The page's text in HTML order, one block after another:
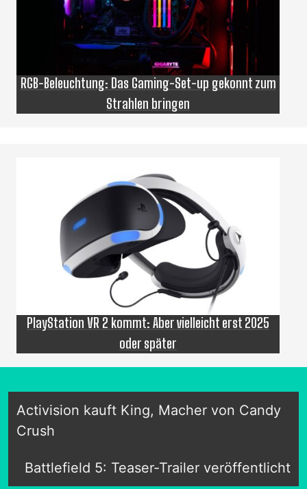
RGB-Beleuchtung: Das Gaming-Set-up gekonnt zum
Strahlen bringen
PlayStation VR 2 kommt: Aber vielleicht erst 2025
oder später
Activision kauft King, Macher von Candy
Crush
Battlefield 5: Teaser-Trailer veröffentlicht